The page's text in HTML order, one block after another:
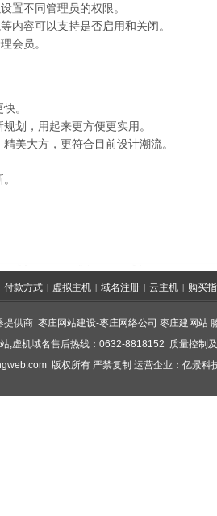
置不同管理员的权限。
内容可以支持是否启用和关闭。
会员。
。
划，用起来更方便更实用。
美大方，更符合目前设计潮流。
提供商 枣庄网站建设-枣庄网络公司 枣庄建网站
,虚机域名售后热线：0632-8818152 质量控制
版权所有 严禁复制 运营企业：亿景科
付款方式 | 虚拟主机 | 域名注册 | 云主机 | 购买